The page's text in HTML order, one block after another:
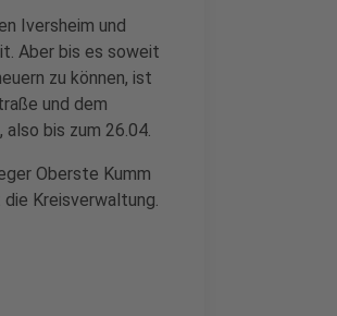
Iversheim und
Aber bis es soweit
zu können, ist
und dem
bis zum 26.04.
Oberste Kumm
Kreisverwaltung.